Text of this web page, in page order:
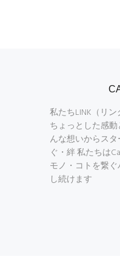
私たちLINK（リ
ちょっとした感
んな想いからスタ
ぐ・絆 私たちは
モノ・コトを繋
し続けます